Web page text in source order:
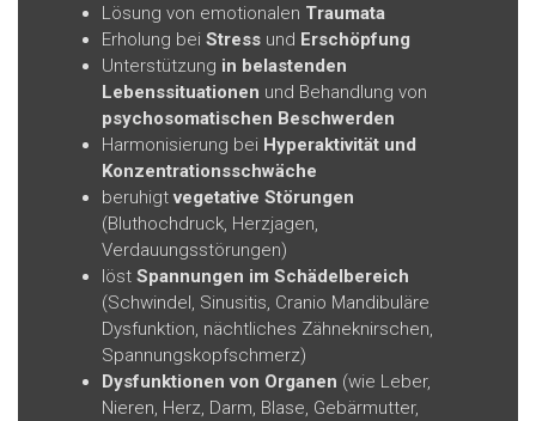
Lösung von emotionalen Traumata
Erholung bei Stress und Erschöpfung
Unterstützung in belastenden
Lebenssituationen und Behandlung von
psychosomatischen Beschwerden
Harmonisierung bei Hyperaktivität und
Konzentrationsschwäche
beruhigtvegetative Störungen
(Bluthochdruck, Herzjagen,
Verdauungsstörungen)
löst Spannungen im Schädelbereich
(Schwindel, Sinusitis, Cranio Mandibuläre
Dysfunktion, nächtliches Zähneknirschen,
Spannungskopfschmerz)
Dysfunktionen von Organen (wie Leber,
Nieren, Herz, Darm, Blase, Gebärmutter,